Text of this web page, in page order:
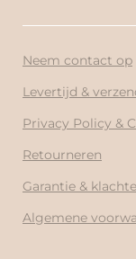
Neem contact op
Levertijd &
Privacy Policy &
Retourneren
Garantie &
Algemene